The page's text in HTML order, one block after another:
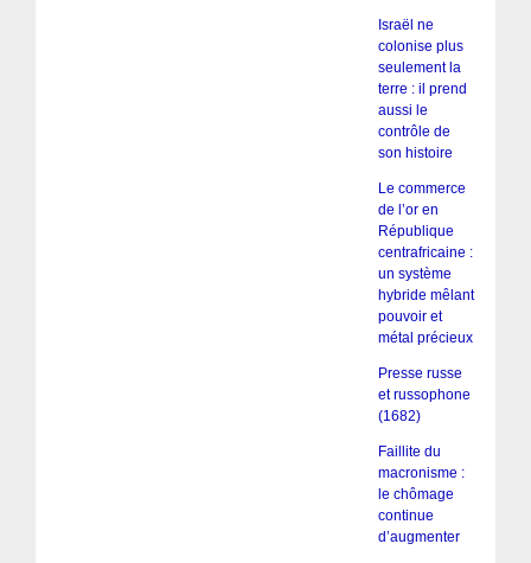
Israël ne
colonise plus
seulement la
terre : il prend
aussi le
contrôle de
son histoire
Le commerce
de l’or en
République
centrafricaine :
un système
hybride mêlant
pouvoir et
métal précieux
Presse russe
et russophone
(1682)
Faillite du
macronisme :
le chômage
continue
d’augmenter